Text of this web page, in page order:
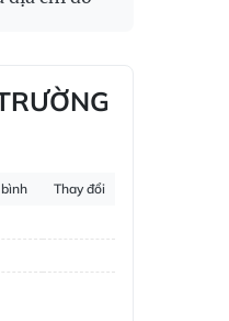
Thay đổi